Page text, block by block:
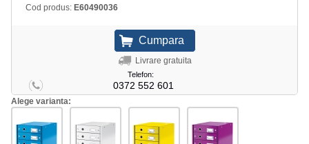
Cod produs: E60490036
Livrare gratuita
Telefon:
0372 552 601
Alege varianta: